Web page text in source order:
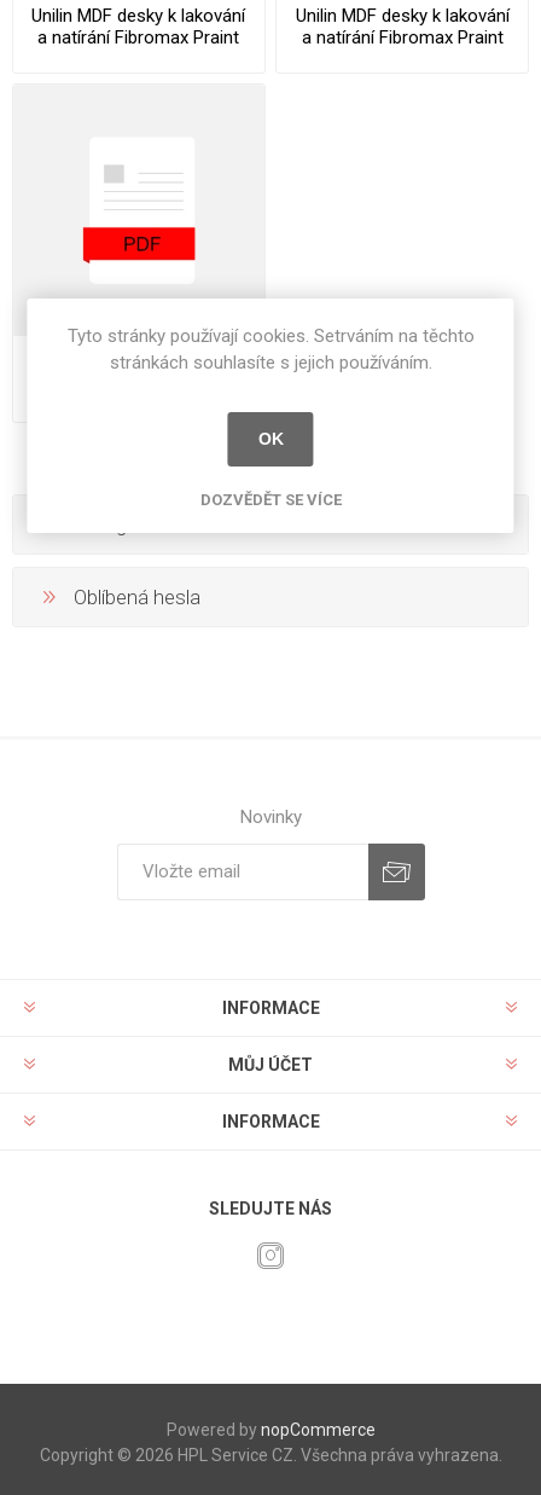
Unilin MDF desky k lakování
a natírání Fibromax Praint
Unilin MDF desky k lakování
a natírání Fibromax Praint
Unilin MDF desky k lakování
Oblíbená hesla
Novinky
INFORMACE
MŮJ ÚČET
INFORMACE
SLEDUJTE NÁS
Powered bynopCommerce
Copyright © 2026 HPL Service CZ. Všechna práva vyhrazena.
Tyto stránky používají cookies. Setrváním na těchto
stránkách souhlasíte s jejich používáním.
OK
DOZVĚDĚT SE VÍCE